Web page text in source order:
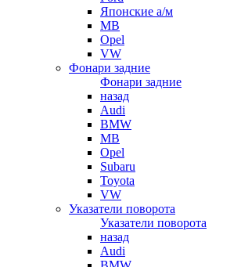
Японские а/м
MB
Opel
VW
Фонари задние
Фонари задние
назад
Audi
BMW
MB
Opel
Subaru
Toyota
VW
Указатели поворота
Указатели поворота
назад
Audi